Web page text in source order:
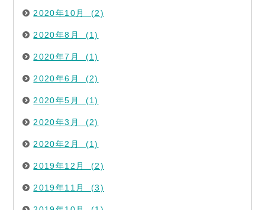
2020年10月 (2)
2020年8月 (1)
2020年7月 (1)
2020年6月 (2)
2020年5月 (1)
2020年3月 (2)
2020年2月 (1)
2019年12月 (2)
2019年11月 (3)